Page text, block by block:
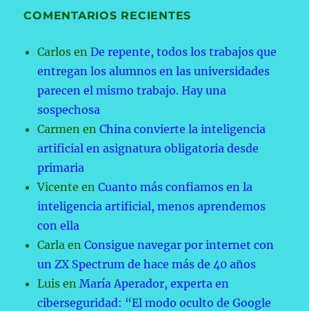
COMENTARIOS RECIENTES
Carlos enDe repente, todos los trabajos que
entregan los alumnos en las universidades
parecen el mismo trabajo. Hay una
sospechosa
Carmen enChina convierte la inteligencia
artificial en asignatura obligatoria desde
primaria
Vicente enCuanto más confiamos en la
inteligencia artificial, menos aprendemos
con ella
Carla enConsigue navegar por internet con
un ZX Spectrum de hace más de 40 años
Luis enMaría Aperador, experta en
ciberseguridad: “El modo oculto de Google